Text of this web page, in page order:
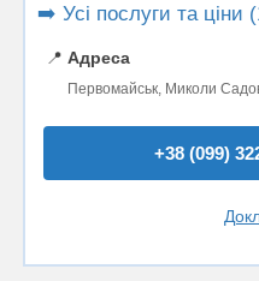
➡️ Усі послуги та ціни
📍 Адреса
Первомайськ, Миколи
+38 (099)